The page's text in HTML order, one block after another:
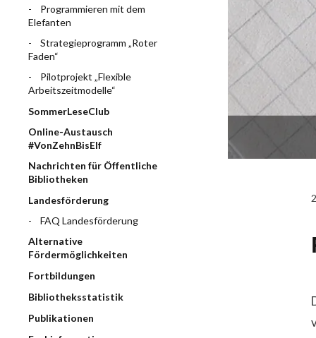
Programmieren mit dem
Elefanten
Strategieprogramm „Roter
Faden“
Pilotprojekt „Flexible
Arbeitszeitmodelle“
SommerLeseClub
Online-Austausch
#VonZehnBisElf
Nachrichten für Öffentliche
Bibliotheken
Landesförderung
FAQ Landesförderung
Alternative
Fördermöglichkeiten
Fortbildungen
Bibliotheksstatistik
Publikationen